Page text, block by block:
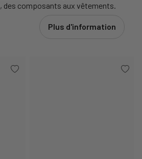
, des composants aux vêtements.
Plus d'information